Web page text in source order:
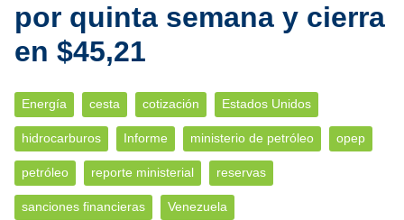
por quinta semana y cierra
en $45,21
Energía cesta cotización Estados Unidos
hidrocarburos Informe ministerio de petróleo opep
petróleo reporte ministerial reservas
sanciones financieras Venezuela